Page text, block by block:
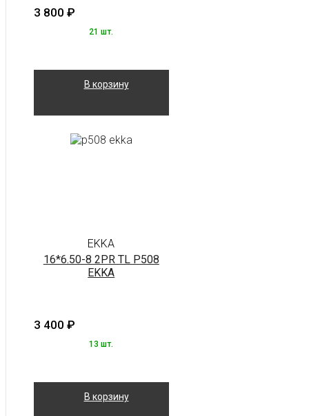
3 800 ₽
21 шт.
В корзину
EKKA
16*6.50-8 2PR TL P508
EKKA
3 400 ₽
13 шт.
В корзину